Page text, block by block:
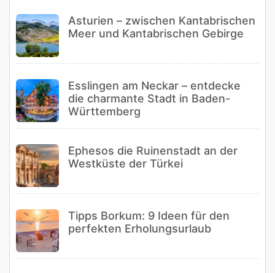
Asturien – zwischen Kantabrischen
Meer und Kantabrischen Gebirge
Esslingen am Neckar – entdecke
die charmante Stadt in Baden-
Württemberg
Ephesos die Ruinenstadt an der
Westküste der Türkei
Tipps Borkum: 9 Ideen für den
perfekten Erholungsurlaub